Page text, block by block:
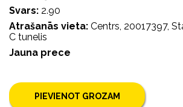
Svars: 2.90
Atrašanās vieta: Centrs, 20017397,
C tunelis
Jauna prece
PIEVIENOT GROZAM